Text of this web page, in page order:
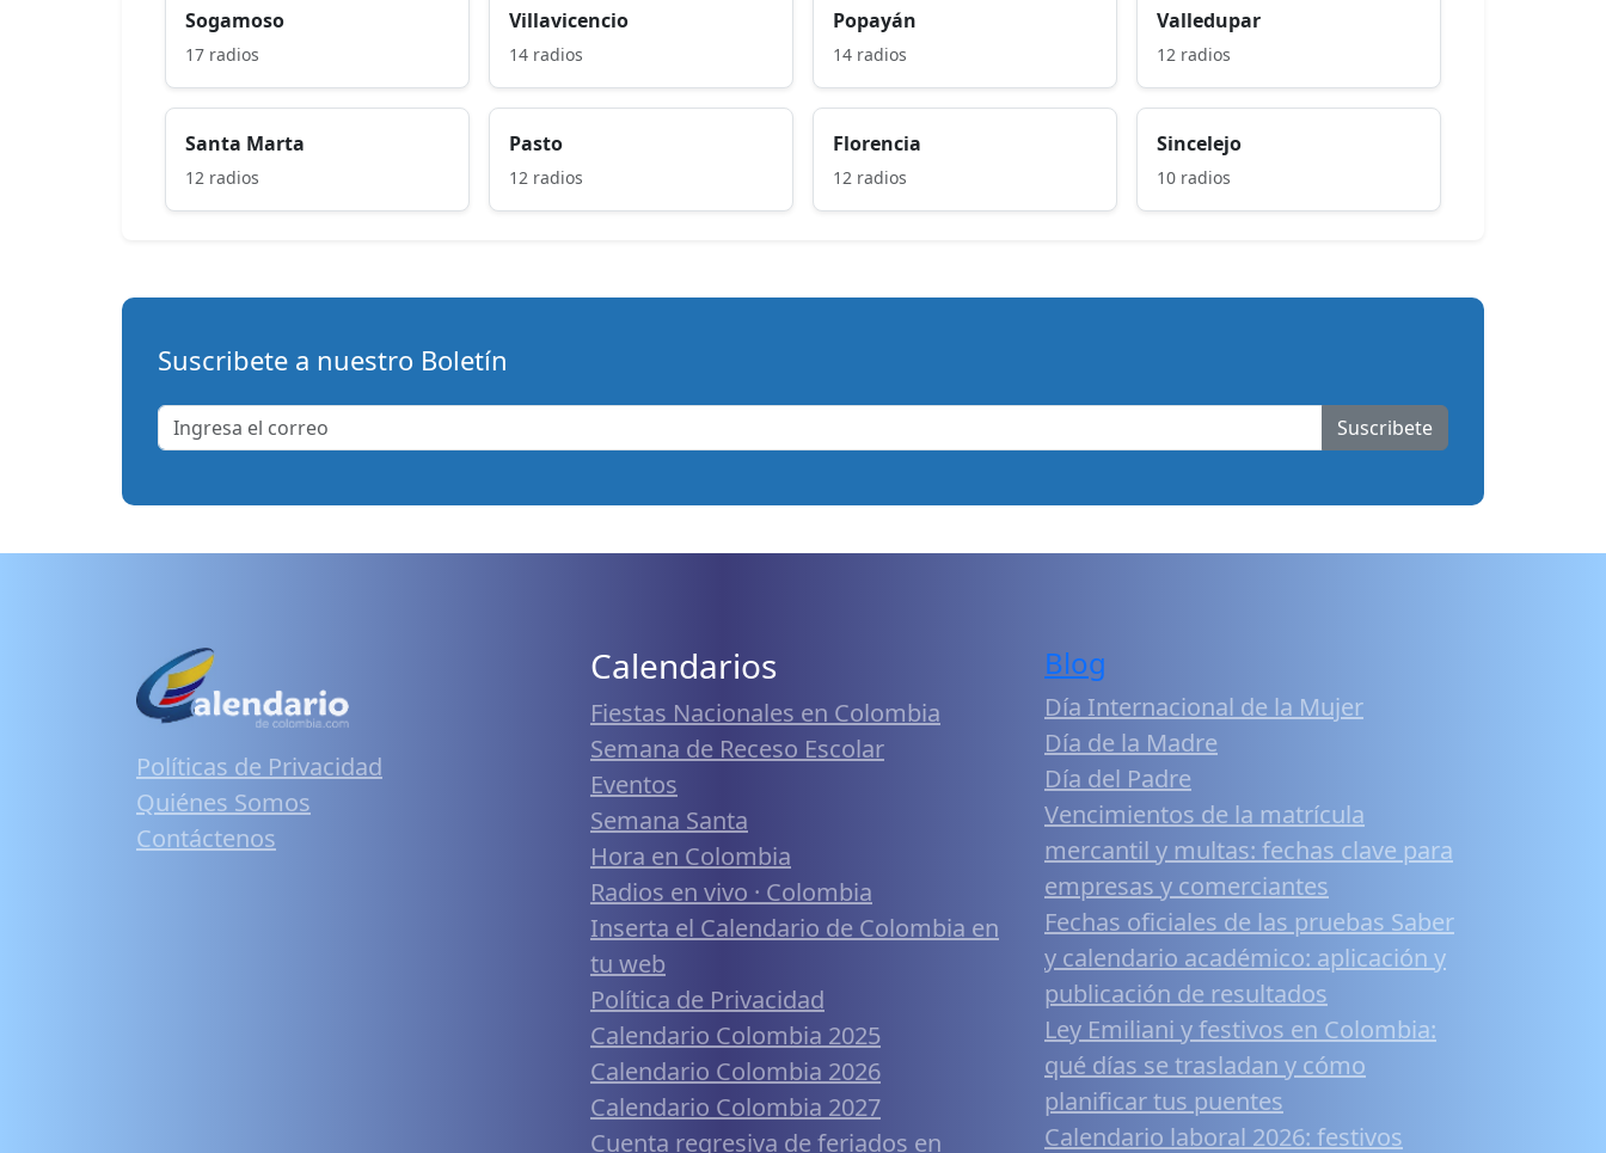
Sogamoso
17 radios
Villavicencio
14 radios
Popayán
14 radios
Valledupar
12 radios
Santa Marta
12 radios
Pasto
12 radios
Florencia
12 radios
Sincelejo
10 radios
Suscribete a nuestro Boletín
Suscribete
Políticas de Privacidad
Quiénes Somos
Contáctenos
Calendarios
Fiestas Nacionales en Colombia
Semana de Receso Escolar
Eventos
Semana Santa
Hora en Colombia
Radios en vivo · Colombia
Inserta el Calendario de Colombia en
tu web
Política de Privacidad
Calendario Colombia 2025
Calendario Colombia 2026
Calendario Colombia 2027
Cuenta regresiva de feriados en
Blog
Día Internacional de la Mujer
Día de la Madre
Día del Padre
Vencimientos de la matrícula
mercantil y multas: fechas clave para
empresas y comerciantes
Fechas oficiales de las pruebas Saber
y calendario académico: aplicación y
publicación de resultados
Ley Emiliani y festivos en Colombia:
qué días se trasladan y cómo
planificar tus puentes
Calendario laboral 2026: festivos